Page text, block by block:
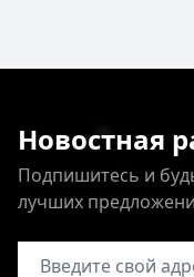
Новостная
Подпишитесь и
лучших
Адрес электронной